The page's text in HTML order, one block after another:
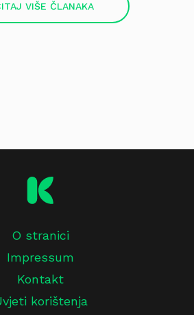
VIŠE ČLANAKA
O stranici
Impressum
Kontakt
korištenja